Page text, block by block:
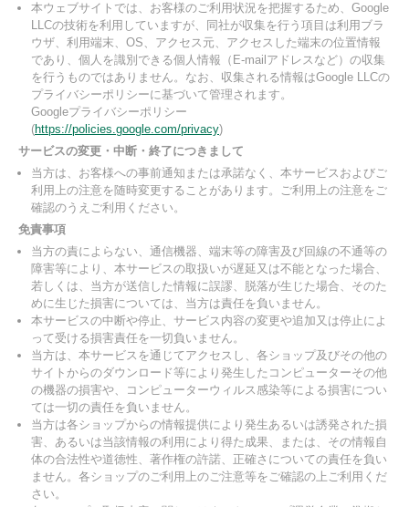
本ウェブサイトでは、お客様のご利用状況を把握するため、Google
LLCの技術を利用していますが、同社が収集を行う項目は利用ブラ
ウザ、利用端末、OS、アクセス元、アクセスした端末の位置情報
であり、個人を識別できる個人情報（E-mailアドレスなど）の収集
を行うものではありません。なお、収集される情報はGoogle LLCの
プライバシーポリシーに基づいて管理されます。
Googleプライバシーポリシー
(https://policies.google.com/privacy)
サービスの変更・中断・終了につきまして
当方は、お客様への事前通知または承諾なく、本サービスおよびご
利用上の注意を随時変更することがあります。ご利用上の注意をご
確認のうえご利用ください。
免責事項
当方の責によらない、通信機器、端末等の障害及び回線の不通等の
障害等により、本サービスの取扱いが遅延又は不能となった場合、
若しくは、当方が送信した情報に誤謬、脱落が生じた場合、そのた
めに生じた損害については、当方は責任を負いません。
本サービスの中断や停止、サービス内容の変更や追加又は停止によ
って受ける損害責任を一切負いません。
当方は、本サービスを通じてアクセスし、各ショップ及びその他の
サイトからのダウンロード等により発生したコンピューターその他
の機器の損害や、コンピューターウィルス感染等による損害につい
ては一切の責任を負いません。
当方は各ショップからの情報提供により発生あるいは誘発された損
害、あるいは当該情報の利用により得た成果、または、その情報自
体の合法性や道徳性、著作権の許諾、正確さについての責任を負い
ません。各ショップのご利用上のご注意等をご確認の上ご利用くだ
さい。